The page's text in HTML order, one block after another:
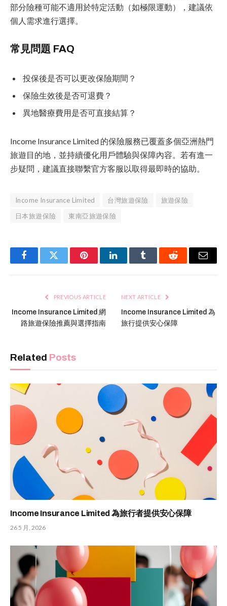
部分險種可能不適用於特定活動（如極限運動），建議依
個人需求進行選擇。
常見問題 FAQ
投保後是否可以更改保險期間？
保險生效後是否可退費？
異地醫療費用是否可直接結算？
Income Insurance Limited 的保險服務已覆蓋多個亞洲熱門
旅遊目的地，並持續優化用戶體驗與保障內容。若有進一
步疑問，建議直接聯繫官方客服以取得最即時的協助。
Income Insurance Limited 台灣旅遊保險
旅遊保險
日本旅遊保險
東南亞旅遊保險
FacebookTwitter PinterestLinkedInTumblr Reddit Email
PREVIOUS ARTICLE
Income Insurance Limited 網
路旅遊保險推薦與選擇指南
NEXT ARTICLE
Income Insurance Limited 為
旅行提供安心保障
Related Posts
Income Insurance Limited 為旅行者提供安心保障
26 5 月, 2026